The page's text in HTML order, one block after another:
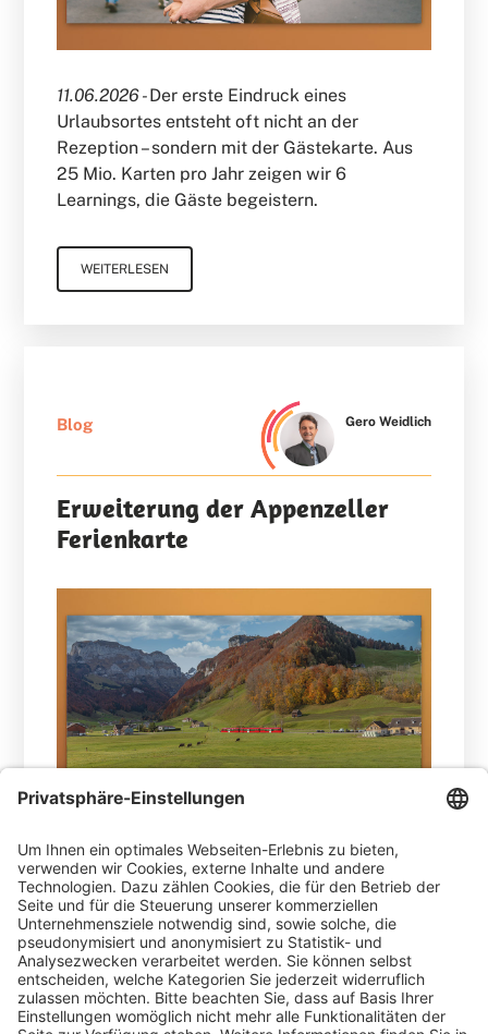
11.06.2026 -Der erste Eindruck eines
Urlaubsortes entsteht oft nicht an der
Rezeption – sondern mit der Gästekarte. Aus
25 Mio. Karten pro Jahr zeigen wir 6
Learnings, die Gäste begeistern.
WEITERLESEN
Blog Gero Weidlich
Erweiterung der Appenzeller
Ferienkarte
02.04.2026 -Schon seit Mitte 2025 setzt die
Appenzellerland Tourismus AI bei seinem
Gästekartenprojekt „Appenzeller
Ferienkarte“ auf die Cardplattform der AVS.
Mit der Änderung der touristischen
Organisationsstrukturen mit Beginn 2026